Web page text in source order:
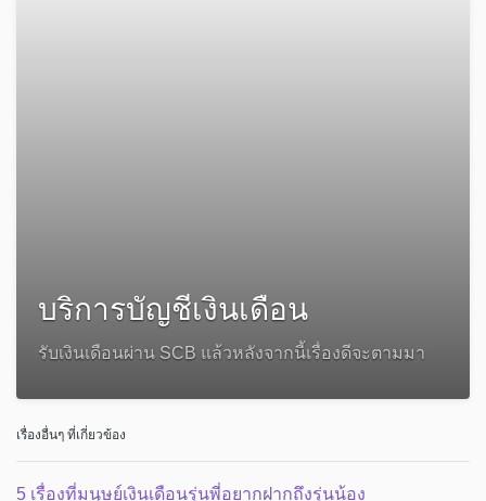
บริการบัญชีเงินเดือน
รับเงินเดือนผ่าน SCB แล้วหลังจากนี้เรื่องดีจะตามมา
เรื่องอื่นๆ ที่เกี่ยวข้อง
5 เรื่องที่มนุษย์เงินเดือนรุ่นพี่อยากฝากถึงรุ่นน้อง